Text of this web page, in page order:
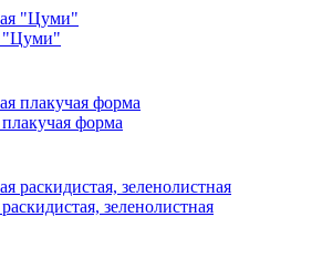
"Цуми"
форма
зеленолистная